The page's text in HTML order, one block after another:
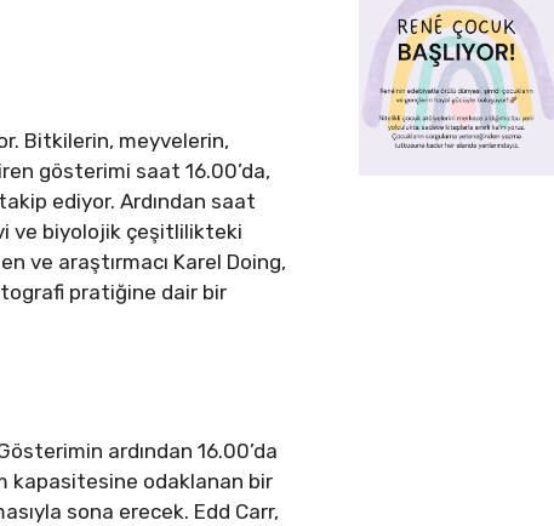
Bitkilerin, meyvelerin,
gösterimi saat 16.00’da,
ediyor. Ardından saat
ve biyolojik çeşitlilikteki
ve araştırmacı Karel Doing,
pratiğine dair bir
ardından 16.00’da
kapasitesine odaklanan bir
sona erecek. Edd Carr,